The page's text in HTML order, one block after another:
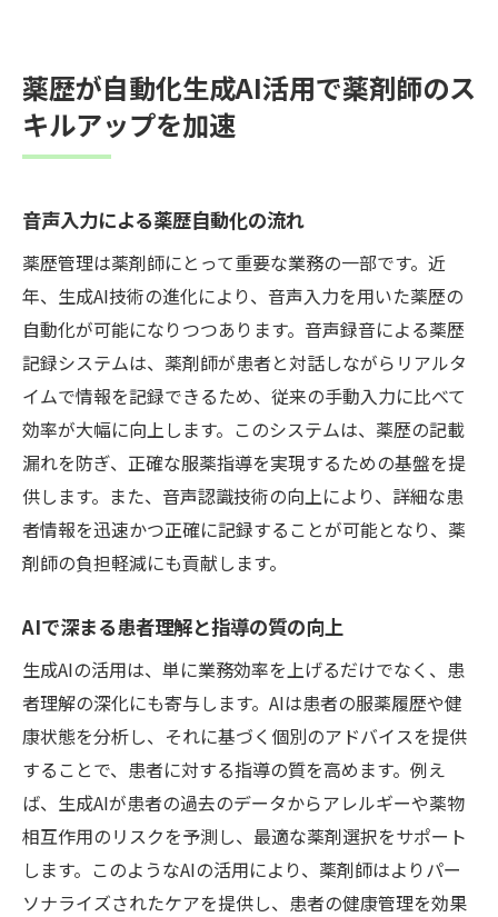
薬歴が自動化生成AI活用で薬剤師のス
キルアップを加速
音声入力による薬歴自動化の流れ
薬歴管理は薬剤師にとって重要な業務の一部です。近
年、生成AI技術の進化により、音声入力を用いた薬歴の
自動化が可能になりつつあります。音声録音による薬歴
記録システムは、薬剤師が患者と対話しながらリアルタ
イムで情報を記録できるため、従来の手動入力に比べて
効率が大幅に向上します。このシステムは、薬歴の記載
漏れを防ぎ、正確な服薬指導を実現するための基盤を提
供します。また、音声認識技術の向上により、詳細な患
者情報を迅速かつ正確に記録することが可能となり、薬
剤師の負担軽減にも貢献します。
AIで深まる患者理解と指導の質の向上
生成AIの活用は、単に業務効率を上げるだけでなく、患
者理解の深化にも寄与します。AIは患者の服薬履歴や健
康状態を分析し、それに基づく個別のアドバイスを提供
することで、患者に対する指導の質を高めます。例え
ば、生成AIが患者の過去のデータからアレルギーや薬物
相互作用のリスクを予測し、最適な薬剤選択をサポート
します。このようなAIの活用により、薬剤師はよりパー
ソナライズされたケアを提供し、患者の健康管理を効果